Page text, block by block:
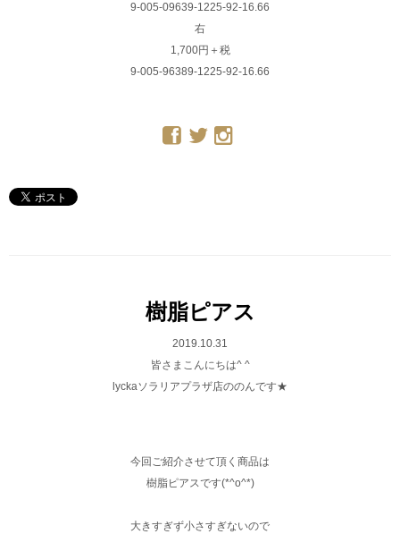
9-005-09639-1225-92-16.66
右
1,700円＋税
9-005-96389-1225-92-16.66
樹脂ピアス
2019.10.31
皆さまこんにちは^ ^
lyckaソラリアプラザ店ののんです★
今回ご紹介させて頂く商品は
樹脂ピアスです(*^o^*)
大きすぎず小さすぎないので